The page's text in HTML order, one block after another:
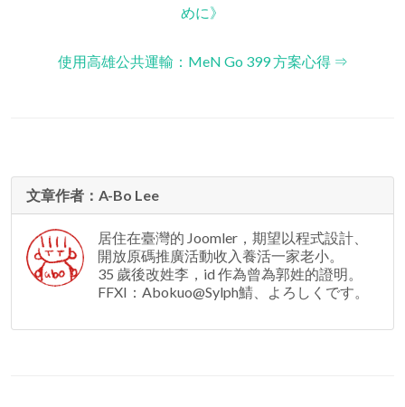
めに》
使用高雄公共運輸：MeN Go 399 方案心得 ⇒
文章作者：A-Bo Lee
居住在臺灣的 Joomler，期望以程式設計、
開放原碼推廣活動收入養活一家老小。
35 歲後改姓李，id 作為曾為郭姓的證明。
FFXI：Abokuo@Sylph鯖、よろしくです。